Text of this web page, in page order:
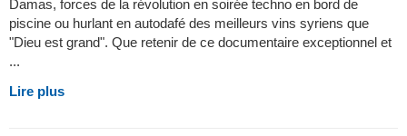
Damas, forces de la révolution en soirée techno en bord de
piscine ou hurlant en autodafé des meilleurs vins syriens que
"Dieu est grand". Que retenir de ce documentaire exceptionnel et
...
Lire plus